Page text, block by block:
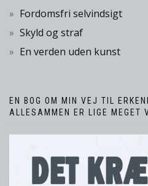
Fordomsfri selvindsigt
Skyld og straf
En verden uden kunst
EN BOG OM MIN VEJ TIL
ALLESAMMEN ER LIGE MEGET